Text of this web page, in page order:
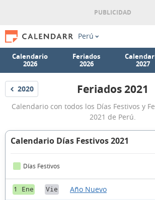
Perú
Calendario
2026
Feriados
2026
2027
Feriados
2020
Feriados
2021
Feriados 2021
Calendario con todos los Días Festivos y
2021 de Perú.
Calendario Días Festivos 2021
Días Festivos
1 Ene Vie Año Nuevo